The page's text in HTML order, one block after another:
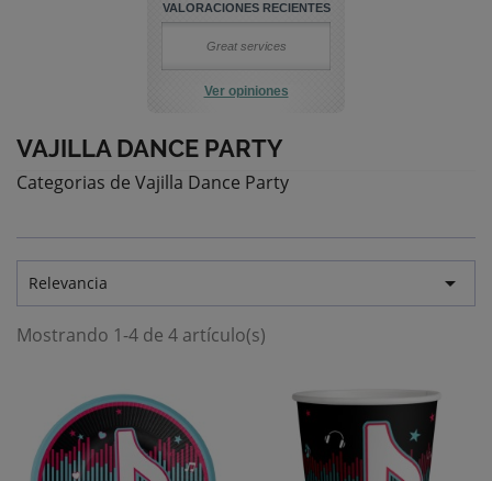
VALORACIONES RECIENTES
Great services
Ver opiniones
VAJILLA DANCE PARTY
Categorias de Vajilla Dance Party
Relevancia 
Mostrando 1-4 de 4 artículo(s)